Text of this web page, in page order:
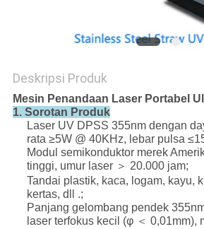
Deskripsi Produk
Mesin Penandaan Laser Portabel
1. Sorotan Produk
Laser UV DPSS 355nm dengan
rata ≥5W @ 40KHz, lebar pulsa
Modul semikonduktor merek
tinggi, umur laser ＞ 20.000 jam;
Tandai plastik, kaca, logam, kayu,
kertas, dll .;
Panjang gelombang pendek
laser terfokus kecil (φ ＜ 0,01mm),